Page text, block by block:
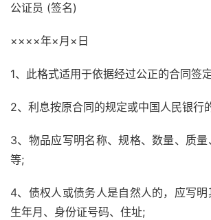
公证员 (签名)
××××年×月×日
1、此格式适用于依据经过公正的合同签
2、利息按原合同的规定或中国人民银行
3、物品应写明名称、规格、数量、质
等;
4、债权人或债务人是自然人的，应写
生年月、身份证号码、住址;